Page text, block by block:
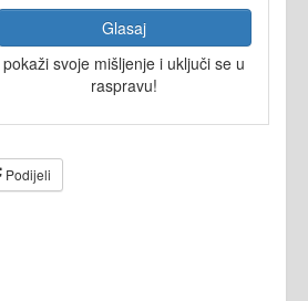
Glasaj
pokaži svoje mišljenje i uključi se u
raspravu!
Podijeli